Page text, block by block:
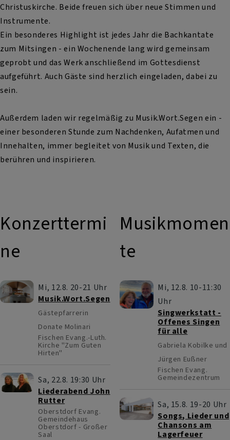
Christuskirche. Beide freuen sich über neue Stimmen und
Instrumente.
Ein besonderes Highlight ist jedes Jahr die Bachkantate
zum Mitsingen - ein Wochenende lang wird gemeinsam
geprobt und das Werk anschließend im Gottesdienst
aufgeführt. Auch Gäste sind herzlich eingeladen, dabei zu
sein.
Außerdem laden wir regelmäßig zu Musik.Wort.Segen ein -
einer besonderen Stunde zum Nachdenken, Aufatmen und
Innehalten, immer begleitet von Musik und Texten, die
berühren und inspirieren.
Konzerttermi
ne
Mi, 12.8. 20-21 Uhr
Musik.Wort.Segen
Gästepfarrerin
Donate Molinari
Fischen Evang.-Luth.
Kirche "Zum Guten
Hirten"
Sa, 22.8. 19:30 Uhr
Liederabend John
Rutter
Oberstdorf Evang.
Gemeindehaus
Oberstdorf - Großer
Saal
Musikmomen
te
Mi, 12.8. 10-11:30
Uhr
Singwerkstatt -
Offenes Singen
für alle
Gabriela Kobilke und
Jürgen Eußner
Fischen Evang.
Gemeindezentrum
Sa, 15.8. 19-20 Uhr
Songs, Lieder und
Chansons am
Lagerfeuer